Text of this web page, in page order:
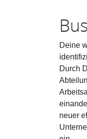
Deine
Durch
neuer